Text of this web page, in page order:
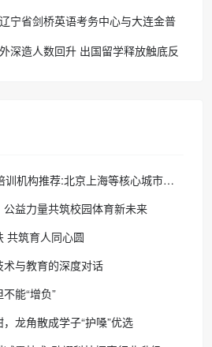
宁省剑桥英语考务中心与大连金普
桥英语体系教学示范学校
深造人数回升 出国留学释放触底反
构推荐:北京上海等核心城市TOP5榜单
益力量共筑校园体育新未来
共筑育人同心圆
与教育的深度对话
能“增负”
龙角散成学子“护嗓”优选